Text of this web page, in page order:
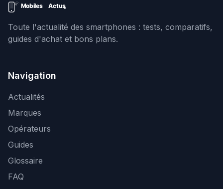
Toute l'actualité des smartphones : tests, comparatifs,
guides d'achat et bons plans.
Navigation
Actualités
Marques
Opérateurs
Guides
Glossaire
FAQ